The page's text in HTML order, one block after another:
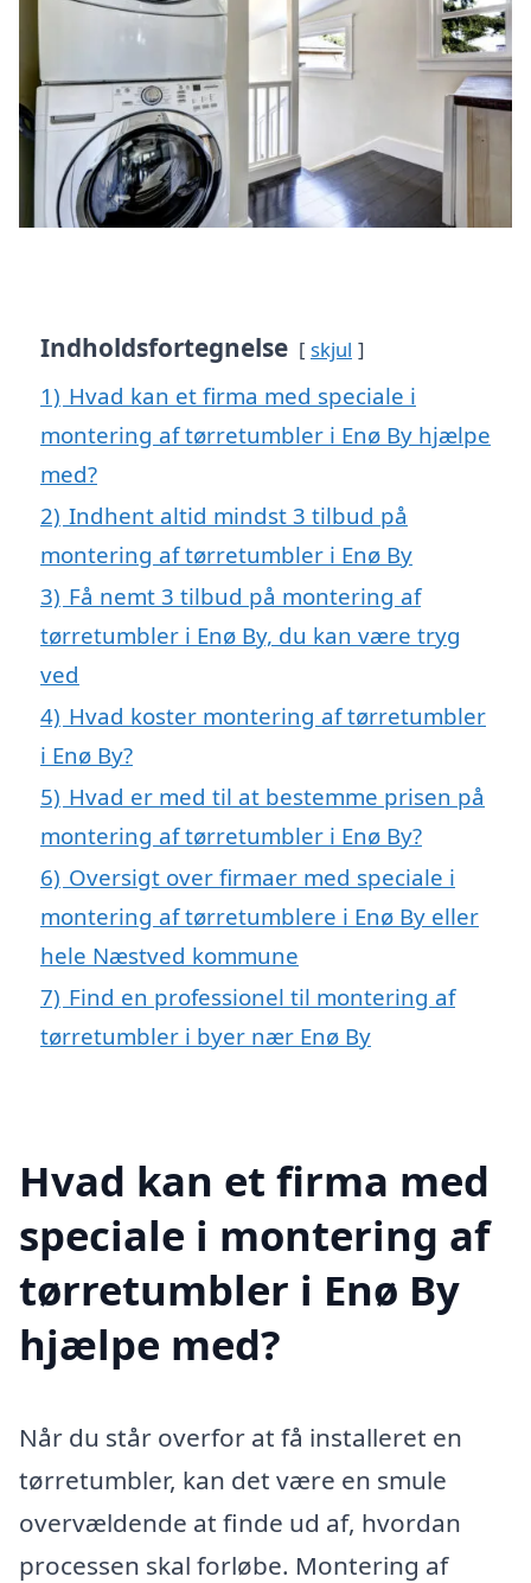
Indholdsfortegnelse skjul
1) Hvad kan et firma med speciale i
montering af tørretumbler i Enø By hjælpe
med?
2) Indhent altid mindst 3 tilbud på
montering af tørretumbler i Enø By
3) Få nemt 3 tilbud på montering af
tørretumbler i Enø By, du kan være tryg
ved
4) Hvad koster montering af tørretumbler
i Enø By?
5) Hvad er med til at bestemme prisen på
montering af tørretumbler i Enø By?
6) Oversigt over firmaer med speciale i
montering af tørretumblere i Enø By eller
hele Næstved kommune
7) Find en professionel til montering af
tørretumbler i byer nær Enø By
Hvad kan et firma med
speciale i montering af
tørretumbler i Enø By
hjælpe med?
Når du står overfor at få installeret en
tørretumbler, kan det være en smule
overvældende at finde ud af, hvordan
processen skal forløbe. Montering af